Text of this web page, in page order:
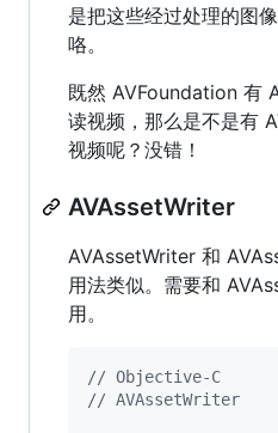
是把这些经过处理的图
咯。
既然 AVFoundation 有
读视频，那么是不是有
视频呢？没错！
AVAssetWriter
AVAssetWriter 和
用法类似。需要和
用。
// Objective-C
// AVAssetWriter